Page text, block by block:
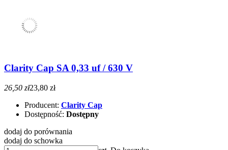
Clarity Cap SA 0,33 uf / 630 V
26,50 zł23,80 zł
Producent: Clarity Cap
Dostępność: Dostępny
dodaj do porównania
dodaj do schowka